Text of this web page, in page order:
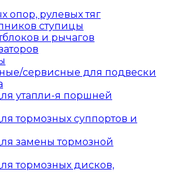
рулевых тяг
ступицы
и рычагов
сервисные для подвески
утапли-я поршней
тормозных суппортов и
замены тормозной
тормозных дисков,